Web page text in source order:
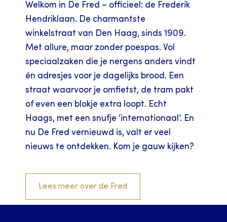
Welkom in De Fred – officieel: de Frederik
Hendriklaan. De charmantste
winkelstraat van Den Haag, sinds 1909.
Met allure, maar zonder poespas. Vol
speciaalzaken die je nergens anders vindt
én adresjes voor je dagelijks brood. Een
straat waarvoor je omfietst, de tram pakt
of even een blokje extra loopt. Echt
Haags, met een snufje ‘internationaal’. En
nu De Fred vernieuwd is, valt er veel
nieuws te ontdekken. Kom je gauw kijken?
Lees meer over de Fred